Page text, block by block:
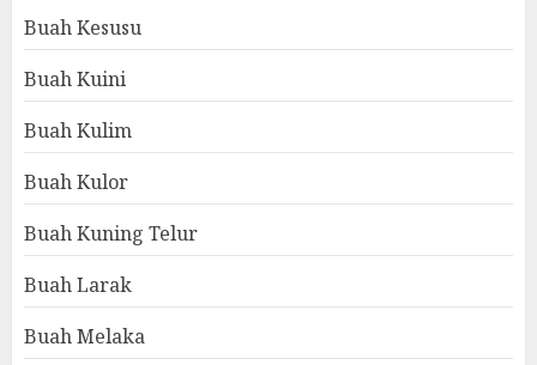
Buah Kesusu
Buah Kuini
Buah Kulim
Buah Kulor
Buah Kuning Telur
Buah Larak
Buah Melaka